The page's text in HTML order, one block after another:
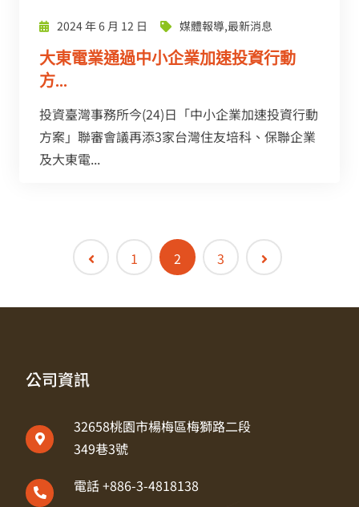
2024 年 6 月 12 日 媒體報導,最新消息
大東電業通過中小企業加速投資行動
方...
投資臺灣事務所今(24)日「中小企業加速投資行動
方案」聯審會議再添3家台灣住友培科、保聯企業
及大東電...
1 2 3
公司資訊
32658桃園市楊梅區梅獅路二段
349巷3號
電話 +886-3-4818138